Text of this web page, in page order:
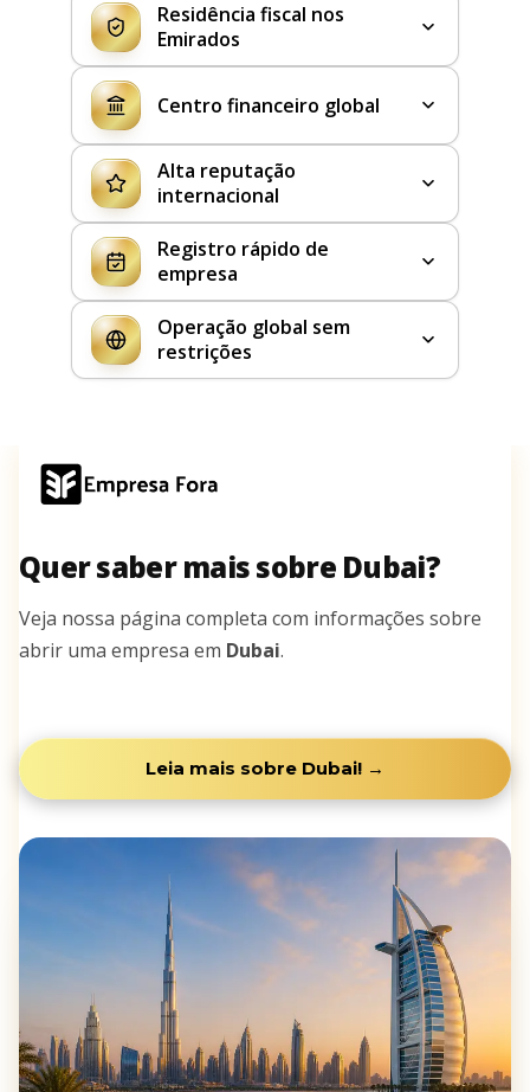
Residência fiscal nos
Emirados
Centro financeiro global
Alta reputação
internacional
Registro rápido de
empresa
Operação global sem
restrições
Quer saber mais sobre Dubai?
Veja nossa página completa com informações sobre
abrir uma empresa em Dubai.
Leia mais sobre Dubai! →